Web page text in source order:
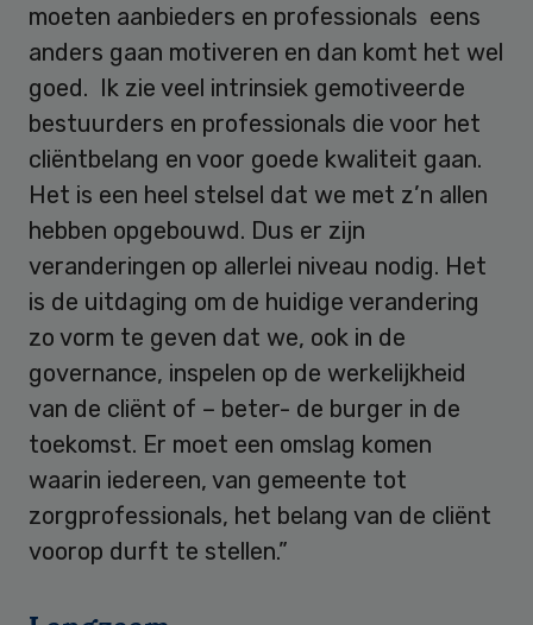
moeten aanbieders en professionals eens
anders gaan motiveren en dan komt het wel
goed. Ik zie veel intrinsiek gemotiveerde
bestuurders en professionals die voor het
cliëntbelang en voor goede kwaliteit gaan.
Het is een heel stelsel dat we met z’n allen
hebben opgebouwd. Dus er zijn
veranderingen op allerlei niveau nodig. Het
is de uitdaging om de huidige verandering
zo vorm te geven dat we, ook in de
governance, inspelen op de werkelijkheid
van de cliënt of – beter- de burger in de
toekomst. Er moet een omslag komen
waarin iedereen, van gemeente tot
zorgprofessionals, het belang van de cliënt
voorop durft te stellen.”